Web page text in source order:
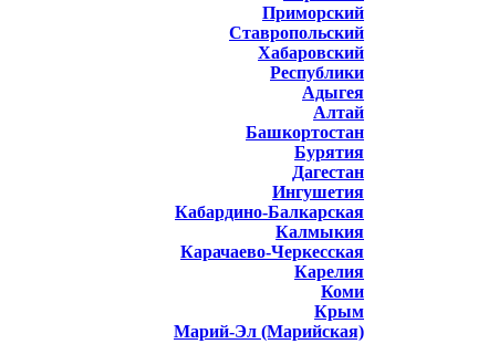
Приморский
Ставропольский
Хабаровский
Республики
Адыгея
Алтай
Башкортостан
Бурятия
Дагестан
Ингушетия
Кабардино-Балкарская
Калмыкия
Карачаево-Черкесская
Карелия
Коми
Крым
Марий-Эл (Марийская)